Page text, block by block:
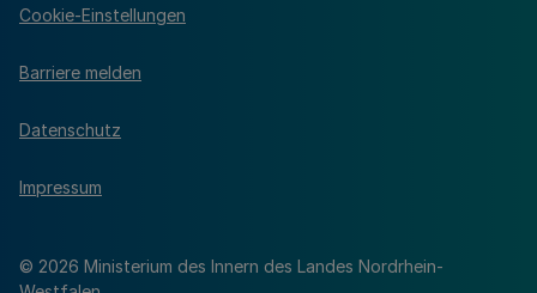
© 2026 Ministerium des Innern des Landes Nordrhein-
Cookie-Einstellungen
Barriere melden
Datenschutz
Impressum